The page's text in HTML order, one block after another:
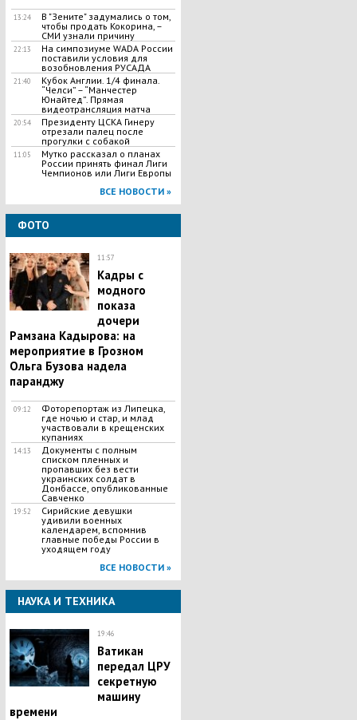
13:24
В "Зените" задумались о том,
чтобы продать Кокорина, –
СМИ узнали причину
22:13
На симпозиуме WADA России
поставили условия для
возобновления РУСАДА
21:40
Кубок Англии. 1/4 финала.
“Челси” – “Манчестер
Юнайтед”. Прямая
видеотрансляция матча
20:54
Президенту ЦСКА Гинеру
отрезали палец после
прогулки с собакой
11:05
Мутко рассказал о планах
России принять финал Лиги
Чемпионов или Лиги Европы
ВСЕ НОВОСТИ »
ФОТО
11:57
Кадры с
модного
показа
дочери
Рамзана Кадырова: на
мероприятие в Грозном
Ольга Бузова надела
паранджу
09:12
Фоторепортаж из Липецка,
где ночью и стар, и млад
участвовали в крещенских
купаниях
14:13
Документы с полным
списком пленных и
пропавших без вести
украинских солдат в
Донбассе, опубликованные
Савченко
19:52
Сирийские девушки
удивили военных
календарем, вспомнив
главные победы России в
уходящем году
ВСЕ НОВОСТИ »
НАУКА И ТЕХНИКА
19:46
Ватикан
передал ЦРУ
секретную
машину
времени